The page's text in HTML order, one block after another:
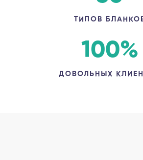
ТИПОВ
100%
ДОВОЛЬНЫХ